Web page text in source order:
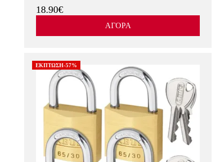
18.90€
ΑΓΟΡΑ
ΕΚΠΤΩΣΗ-57%